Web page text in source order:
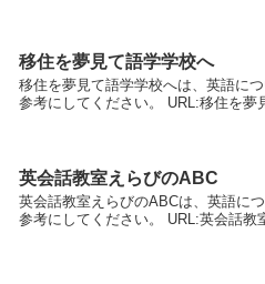
移住を夢見て語学学校へ
移住を夢見て語学学校へは、英語に
参考にしてください。 URL:移住を夢
英会話教室えらびのABC
英会話教室えらびのABCは、英語に
参考にしてください。 URL:英会話教